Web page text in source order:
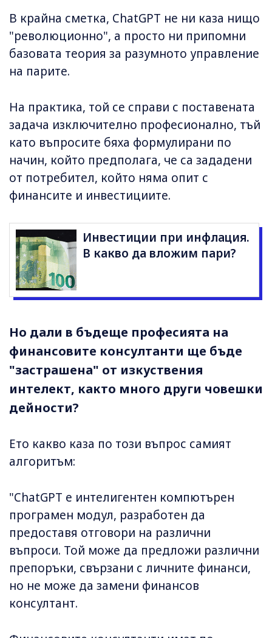
В крайна сметка, ChatGPT не ни каза нищо
"революционно", а просто ни припомни
базовата теория за разумното управление
на парите.
На практика, той се справи с поставената
задача изключително професионално, тъй
като въпросите бяха формулирани по
начин, който предполага, че са зададени
от потребител, който няма опит с
финансите и инвестициите.
Инвестиции при инфлация.
В какво да вложим пари?
Но дали в бъдеще професията на
финансовите консултанти ще бъде
"застрашена" от изкуствения
интелект, както много други човешки
дейности?
Ето какво каза по този въпрос самият
алгоритъм:
"ChatGPT е интелигентен компютърен
програмен модул, разработен да
предоставя отговори на различни
въпроси. Той може да предложи различни
препоръки, свързани с личните финанси,
но не може да замени финансов
консултант.